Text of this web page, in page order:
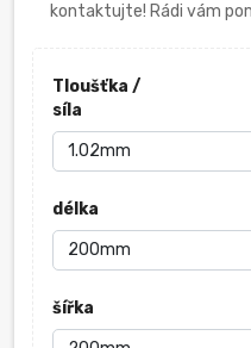
kontaktujte! Rádi vám
Tloušťka /
síla
délka
šířka